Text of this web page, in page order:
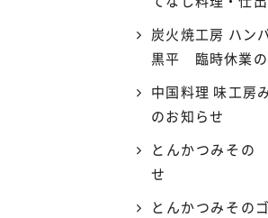
炭火焼工房 ハン
黒平 臨時休業の
中国料理 味工房
のお知らせ
とんかつみその
せ
とんかつみその